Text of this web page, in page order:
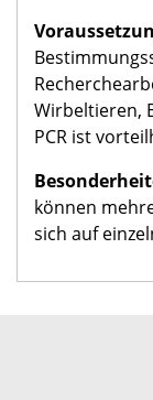
Wirbeltieren,
PCR ist
können
sich auf